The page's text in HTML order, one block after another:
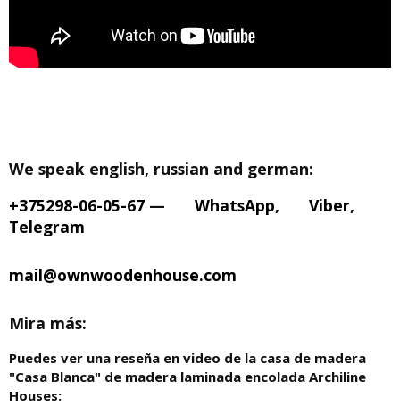
We speak english, russian and german:
+375298-06-05-67 — WhatsApp, Viber,
Telegram
mail@ownwoodenhouse.com
Mira más:
Puedes ver una reseña en video de la casa de madera
"Casa Blanca" de madera laminada encolada Archiline
Houses: